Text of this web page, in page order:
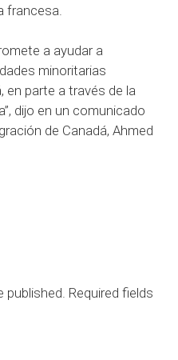
francesa.
a ayudar a
minoritarias
parte a través de la
dijo en un comunicado
de Canadá, Ahmed
published. Required fields